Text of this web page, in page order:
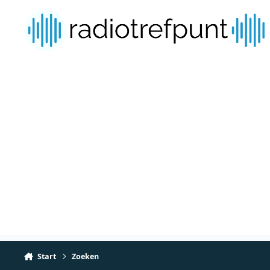
Start Zoeken